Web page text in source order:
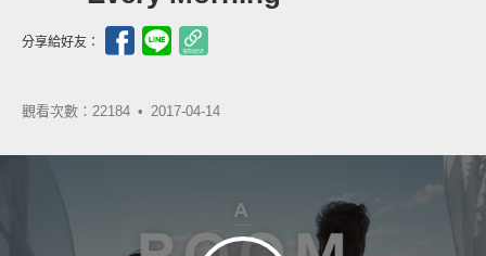
分享給好友：
觀看次數：22184 • 2017-04-14